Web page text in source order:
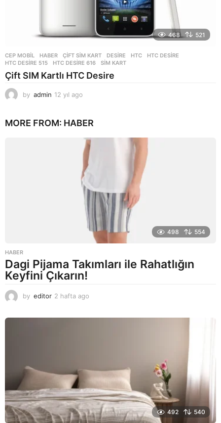
468 521
CEP MOBIL ,HABER ÇIFT SIM KART ,DESIRE ,HTC ,HTC DESIRE
HTC DESIRE 515
,HTC DESIRE 616 ,SIM KART
Çift SIM Kartlı HTC Desire
by admin 12 yıl ago
ı
a
g
MORE FROM: HABER
498 554
HABER
Dagi Pijama Takımları ile Rahatlığın
Keyfini Çıkarın!
by editor 2 hafta ago
492 540